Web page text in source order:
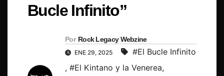
Bucle Infinito”
Por Rock Legacy Webzine
ENE 29, 2025
#El Bucle Infinito
, #El Kintano y la Venerea,